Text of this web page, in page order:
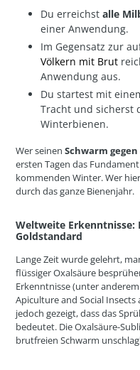
Du erreichst alle
einer Anwendung.
Im Gegensatz zur
Völkern mit Brut
Anwendung aus.
Du startest mit
Tracht und sicherst
Winterbienen.
Wer seinen Schwarm
ersten Tagen das
kommenden Winter. Wer
durch das ganze Bienenjahr.
Weltweite
Goldstandard
Lange Zeit wurde gelehrt,
flüssiger Oxalsäure
Erkenntnisse (unter
Apiculture and Social Insects
jedoch gezeigt, dass das
bedeutet. Die Oxalsäure-
brutfreien Schwarm